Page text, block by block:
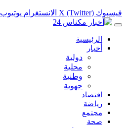
فيسبوك X (Twitter) الانستغرام يوتيوب
الرئيسية
أخبار
دولية
محلية
وطنية
جهوية
اقتصاد
رياضة
مجتمع
صحة